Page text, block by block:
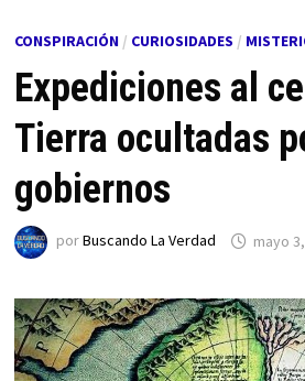
CONSPIRACIÓN/ CURIOSIDADES /
Expediciones al
Tierra ocultadas
gobiernos
porBuscando La Verdad mayo